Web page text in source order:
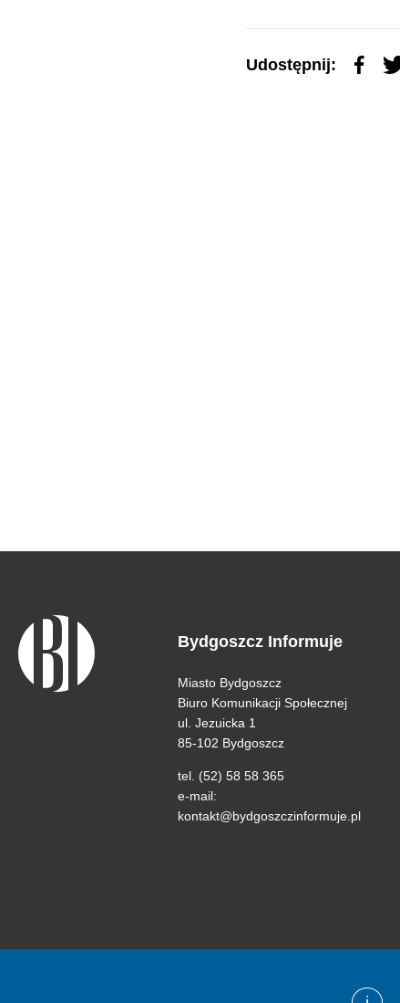
Udostępnij:
Bydgoszcz Informuje
Miasto Bydgoszcz
Biuro Komunikacji Społecznej
ul. Jezuicka 1
85-102 Bydgoszcz
tel. (52) 58 58 365
e-mail:
kontakt@bydgoszczinformuje.pl